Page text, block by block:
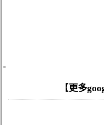
-
【更多